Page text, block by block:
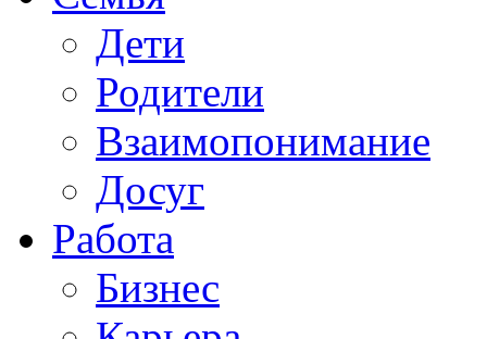
Дети
Родители
Взаимопонимание
Досуг
Работа
Бизнес